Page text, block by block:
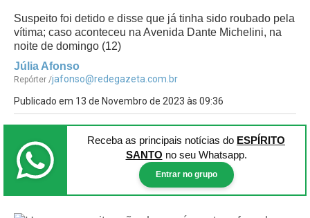
Suspeito foi detido e disse que já tinha sido roubado pela
vítima; caso aconteceu na Avenida Dante Michelini, na
noite de domingo (12)
Júlia Afonso
Repórter /jafonso@redegazeta.com.br
Publicado em 13 de Novembro de 2023 às 09:36
Receba as principais notícias do ESPÍRITO
SANTO no seu Whatsapp.
Entrar no grupo